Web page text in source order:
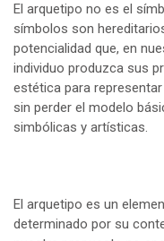
El arquetipo no es el
símbolos son
potencialidad que, en
individuo produzca sus
estética para
sin perder el modelo
simbólicas y artísticas.
El arquetipo es un
determinado por su